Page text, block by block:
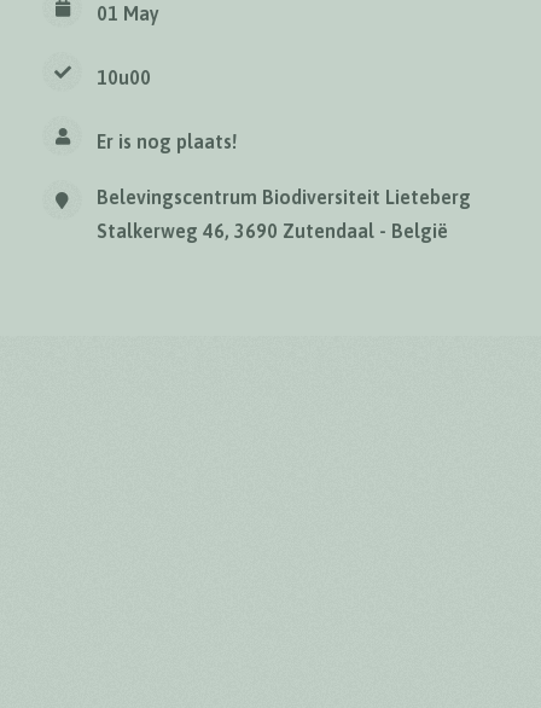
01 May
10u00
Er is nog plaats!
Belevingscentrum Biodiversiteit Lieteberg
Stalkerweg 46, 3690 Zutendaal - België